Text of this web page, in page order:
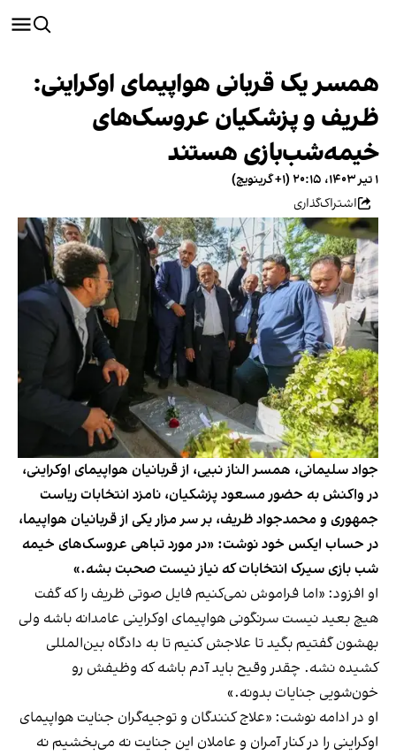
همسر یک قربانی هواپیمای اوکراینی:
ظریف و پزشکیان عروسک‌های
خیمه‌شب‌بازی هستند
۱ تیر ۱۴۰۳، ۲۰:۱۵ (‎+۱ گرینویچ)
اشتراک‌گذاری
جواد سلیمانی، همسر الناز نبیی، از قربانیان هواپیمای اوکراینی،
در واکنش به حضور مسعود پزشکیان، نامزد انتخابات ریاست
جمهوری و محمدجواد ظریف، بر سر مزار یکی از قربانیان هواپیما،
در حساب ایکس خود نوشت: «در مورد تباهی عروسک‌های خیمه
شب بازی سیرک انتخابات که نیاز نیست صحبت بشه.»
او افزود: «اما فراموش نمی‌کنیم فایل صوتی ظریف را که گفت
هیچ بعید نیست سرنگونی هواپیمای اوکراینی عامدانه باشه ولی
بهشون گفتیم بگید تا علاجش کنیم تا به دادگاه بین‌المللی
کشیده نشه. چقدر وقیح باید آدم باشه که وظیفش رو
خون‌شویی جنایات بدونه.»
او در ادامه نوشت: «علاج کنندگان و توجیه‌گران جنایت هواپیمای
اوکراینی را در کنار آمران و عاملان این جنایت نه می‌بخشیم نه